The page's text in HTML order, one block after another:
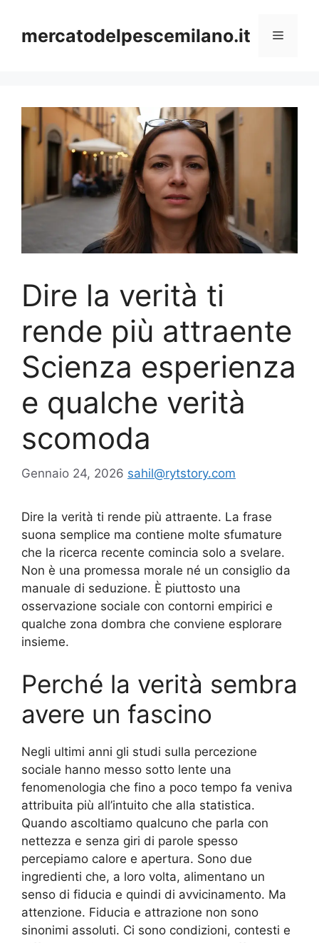
contenuto
mercatodelpescemilano.it Menu
Dire la verità ti
rende più attraente
Scienza esperienza
e qualche verità
scomoda
Gennaio 24, 2026 sahil@rytstory.com
Dire la verità ti rende più attraente. La frase
suona semplice ma contiene molte sfumature
che la ricerca recente comincia solo a svelare.
Non è una promessa morale né un consiglio da
manuale di seduzione. È piuttosto una
osservazione sociale con contorni empirici e
qualche zona dombra che conviene esplorare
insieme.
Perché la verità sembra
avere un fascino
Negli ultimi anni gli studi sulla percezione
sociale hanno messo sotto lente una
fenomenologia che fino a poco tempo fa veniva
attribuita più all’intuito che alla statistica.
Quando ascoltiamo qualcuno che parla con
nettezza e senza giri di parole spesso
percepiamo calore e apertura. Sono due
ingredienti che, a loro volta, alimentano un
senso di fiducia e quindi di avvicinamento. Ma
attenzione. Fiducia e attrazione non sono
sinonimi assoluti. Ci sono condizioni, contesti e